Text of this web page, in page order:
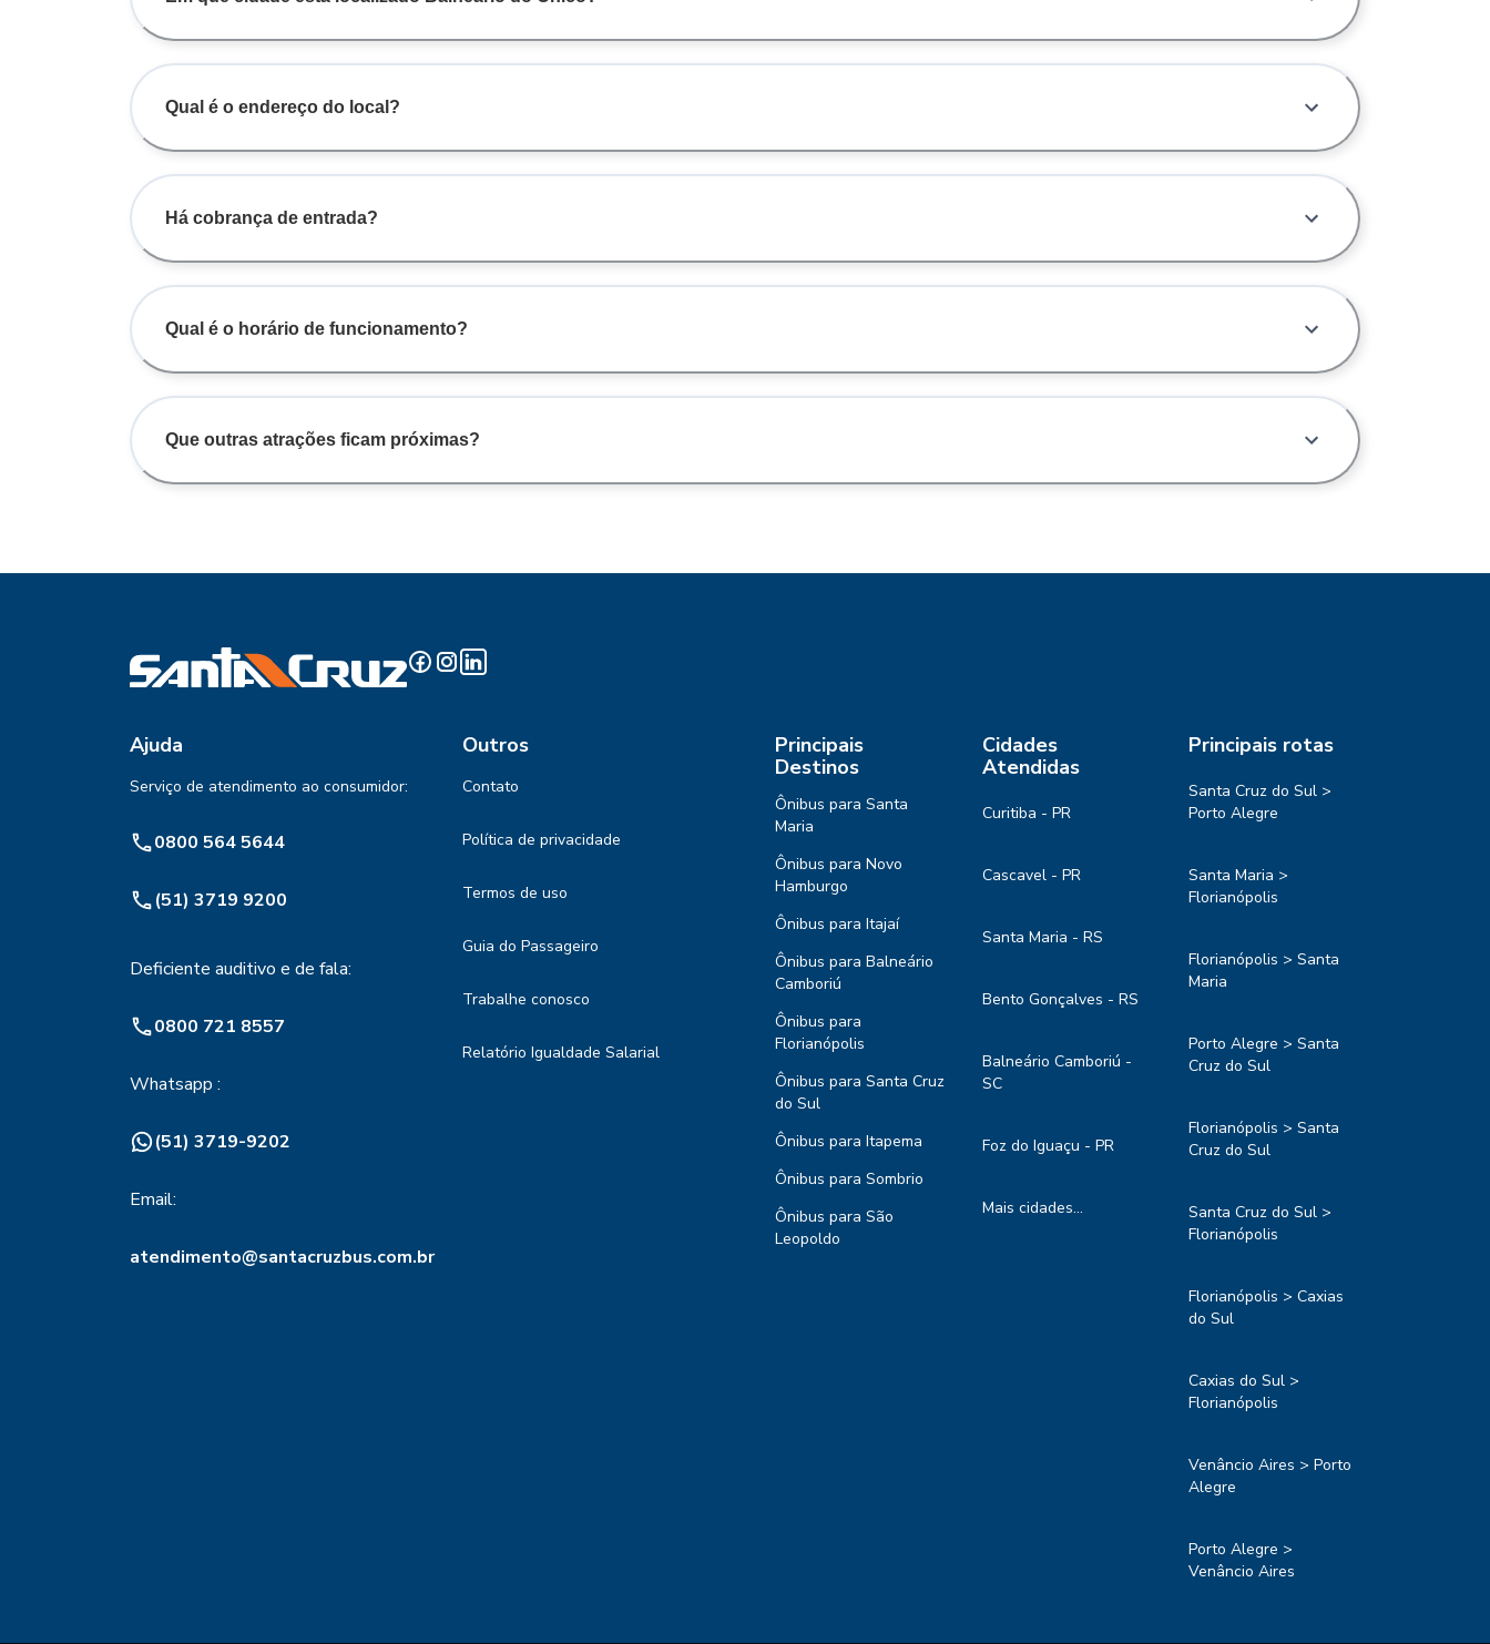
Qual é o endereço do local?
Há cobrança de entrada?
Qual é o horário de funcionamento?
Que outras atrações ficam próximas?
Ajuda
Serviço de atendimento ao consumidor:
0800 564 5644
(51) 3719 9200
Deficiente auditivo e de fala:
0800 721 8557
Whatsapp :
(51) 3719-9202
Email:
atendimento@santacruzbus.com.br
Outros
Contato
Política de privacidade
Termos de uso
Guia do Passageiro
Trabalhe conosco
Relatório Igualdade Salarial
Principais
Destinos
Ônibus para Santa
Maria
Ônibus para Novo
Hamburgo
Ônibus para Itajaí
Ônibus para Balneário
Camboriú
Ônibus para
Florianópolis
Ônibus para Santa Cruz
do Sul
Ônibus para Itapema
Ônibus para Sombrio
Ônibus para São
Leopoldo
Cidades
Atendidas
Curitiba - PR
Cascavel - PR
Santa Maria - RS
Bento Gonçalves - RS
Balneário Camboriú -
SC
Foz do Iguaçu - PR
Mais cidades...
Principais rotas
Santa Cruz do Sul >
Porto Alegre
Santa Maria >
Florianópolis
Florianópolis > Santa
Maria
Porto Alegre > Santa
Cruz do Sul
Florianópolis > Santa
Cruz do Sul
Santa Cruz do Sul >
Florianópolis
Florianópolis > Caxias
do Sul
Caxias do Sul >
Florianópolis
Venâncio Aires > Porto
Alegre
Porto Alegre >
Venâncio Aires